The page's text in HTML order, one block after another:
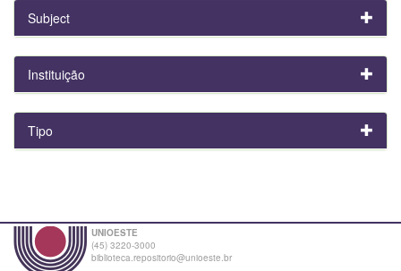
Subject
Instituição
Tipo
UNIOESTE
(45) 3220-3000
biblioteca.repositorio@unioeste.br